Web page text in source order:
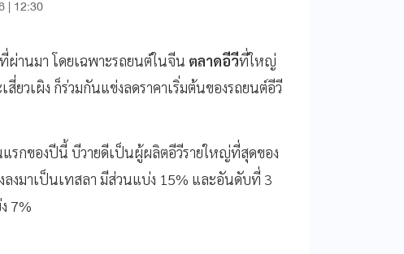
| 12:30
ผ่านมา โดยเฉพาะรถยนต์ในจีน ตลาดอีวีที่ใหญ่
วเผิง ก็ร่วมกันแข่งลดราคาเริ่มต้นของรถยนต์อีวี
แรกของปีนี้ บีวายดีเป็นผู้ผลิตอีวีรายใหญ่ที่สุดของ
ลงมาเป็นเทสลา มีส่วนแบ่ง 15% และอันดับที่ 3
7%